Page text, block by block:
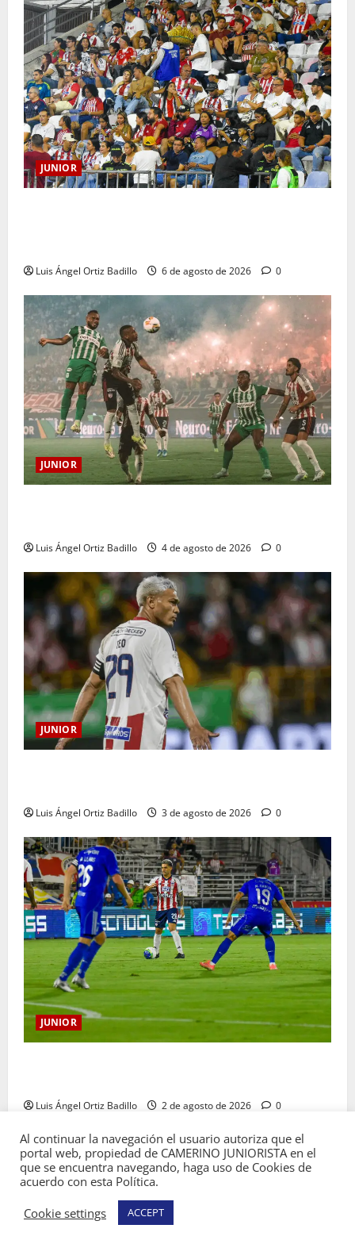
JUNIOR
Luis Ángel Ortiz Badillo 6 de agosto de 2026 0
JUNIOR
Luis Ángel Ortiz Badillo 4 de agosto de 2026 0
JUNIOR
Luis Ángel Ortiz Badillo 3 de agosto de 2026 0
JUNIOR
Luis Ángel Ortiz Badillo 2 de agosto de 2026 0
Copyright © Todos los derechos reservados
Camerino Juniorista.|MoreNews
Al continuar la navegación el usuario autoriza que el
portal web, propiedad de CAMERINO JUNIORISTA en el
que se encuentra navegando, haga uso de Cookies de
acuerdo con esta Política.
Cookie settings
ACCEPT